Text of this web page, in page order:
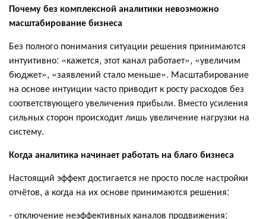
Почему без комплексной аналитики невозможно
масштабирование бизнеса
Без полного понимания ситуации решения принимаются
интуитивно: «кажется, этот канал работает», «увеличим
бюджет», «заявлений стало меньше». Масштабирование
на основе интуиции часто приводит к росту расходов без
соответствующего увеличения прибыли. Вместо усиления
сильных сторон происходит лишь увеличение нагрузки на
систему.
Когда аналитика начинает работать на благо бизнеса
Настоящий эффект достигается не просто после настройки
отчётов, а когда на их основе принимаются решения:
- отключение неэффективных каналов продвижения;